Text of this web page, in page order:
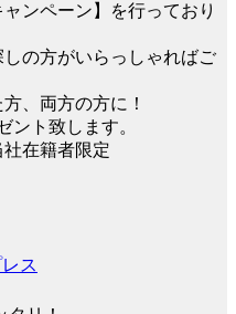
ンペーン】を行っており
の方がいらっしゃればご
、両方の方に！
ント致します。
在籍者限定
ス